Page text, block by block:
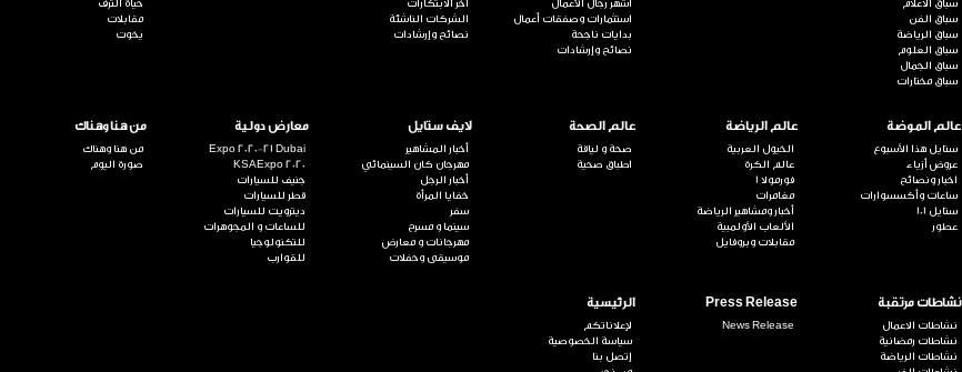
سباق الاعلام
سباق الفن
سباق الرياضة
سباق العلوم
سباق الجمال
سباق مختارات
أشهر رجال الأعمال
استثمارات وصفقات أعمال
بدايات ناجحة
نصائح وإرشادات
آخر الابتكارات
الشركات الناشئة
نصائح وإرشادات
حياة الترف
مقابلات
يخوت
عالم الموضة
ستايل هذا الأسبوع
عروض أزياء
اخبار ونصائح
ساعات وأكسسوارات
ستايل 101
عطور
عالم الرياضة
الخيول العربية
عالم الكرة
فورمولا 1
مغامرات
أخبار ومشاهير الرياضة
الألعاب الأولمبية
مقابلات وبروفايل
عالم الصحة
صحة و لياقة
اطباق صحية
لايف ستايل
أخبار المشاهير
مهرجان كان السينمائي
أخبار الرجل
خفايا المرأة
سفر
سينما و مسرح
مهرجانات و معارض
موسيقى وحفلات
معارض دولية
Expo 2020-21 Dubai
KSAExpo 2020
جنيف للسيارات
قطر للسيارات
ديترويت للسيارات
للساعات و المجوهرات
للتكنولوجيا
للقوارب
من هنا وهناك
من هنا وهناك
صورة اليوم
نشاطات مرتقبة
نشاطات الاعمال
نشاطات رمضانية
نشاطات الرياضة
Press Release
News Release
الرئيسية
لإعلاناتكم
سياسة الخصوصية
إتصل بنا